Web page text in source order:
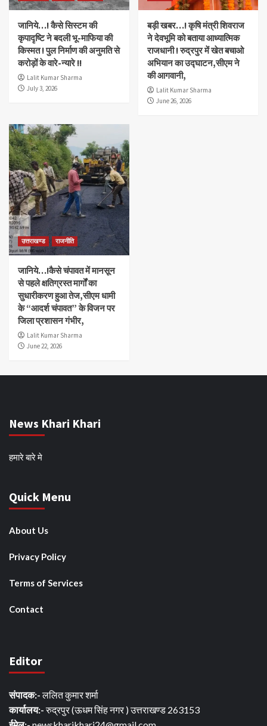
जानिये…! कैसे सिस्टम की
कृपादृष्टि ने बदली भू-माफिया की
किस्मत ! पुल निर्माण की अनुमति से
करोड़ों के वारे-न्यारे !!
Lalit Kumar Sharma
July 3, 2026
बड़ी खबर…! कृषि मंत्री शिवराज
ने देवभूमि को बताया आध्यात्मिक
राजधानी ! रुद्रपुर में खेत बचाओ
अभियान का उद्घाटन,सीएम ने
की आगवानी,
Lalit Kumar Sharma
June 26, 2026
उत्तराखण्ड राजनीति
जानिये…!कैसे चंपावत में मानसून
से पहले क्षतिग्रस्त मार्गों का
सुधारीकरण हुआ तेज,सीएम धामी
के “आदर्श चंपावत” के विजन पर
जिला प्रशासन गंभीर,
Lalit Kumar Sharma
June 22, 2026
News Khari Khari
हमारे बारे मे
Quick Menu
About Us
Privacy Policy
Terms of Services
Contact
Editor
संपादक:-ललित कुमार शर्मा
कार्यालय:-रुद्रपुर (ऊधम सिंह नगर ) उत्तराखण्ड 263153